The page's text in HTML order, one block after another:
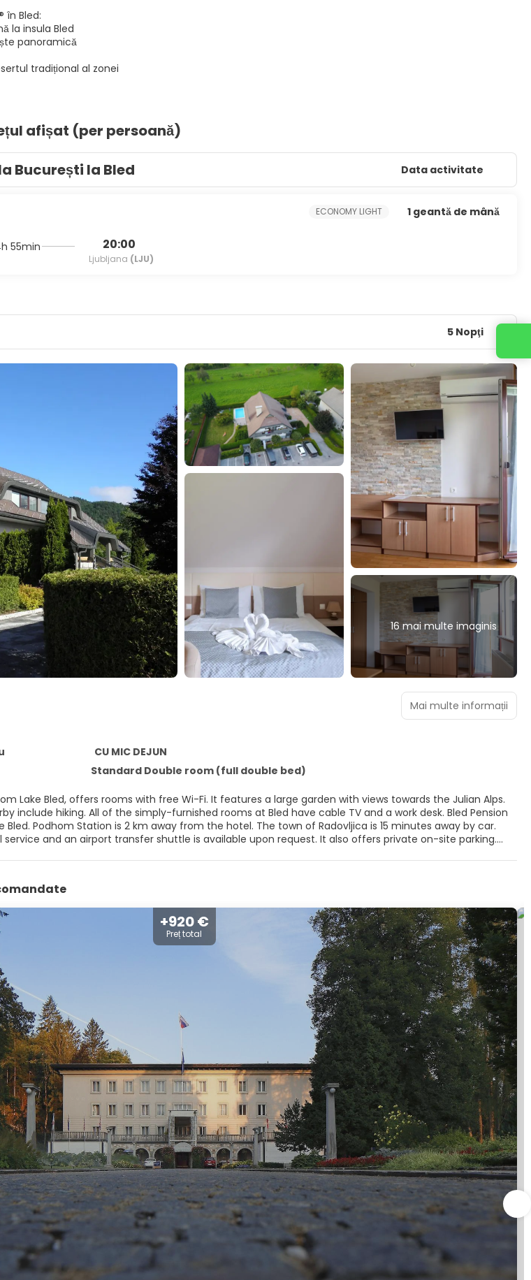
în Bled:
la insula Bled
panoramică
tradițional al zonei
afișat (per persoană)
București la Bled Data activitate
55min 20:00
Ljubljana (LJU)
ECONOMY LIGHT 1 geantă de mână
5 Nopţi
16 mai multe imaginis
CU MIC DEJUN
Standard Double room (full double bed)
Lake Bled, offers rooms with free Wi-Fi. It features a large garden with views towards the Julian Alps.
have cable TV and a work desk. Bled Pension
Podhom Station is 2 km away from the hotel. The town of Radovljica is 15 minutes away by car.
and an airport transfer shuttle is available upon request. It also offers private on-site parking.
Mai multe informații
+920 €
Preț total